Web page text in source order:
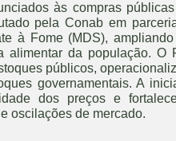
às compras
pela Conab em
à Fome (MDS),
alimentar da população.
públicos,
governamentais. A
dos preços e
oscilações de mercado.